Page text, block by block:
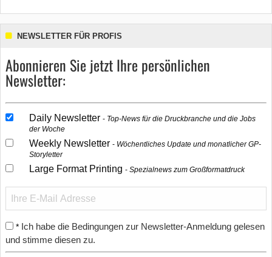
NEWSLETTER FÜR PROFIS
Abonnieren Sie jetzt Ihre persönlichen
Newsletter:
Daily Newsletter
Top-News für die Druckbranche und die Jobs
der Woche
Weekly Newsletter
Wöchentliches Update und monatlicher GP-
Storyletter
Large Format Printing Spezialnews zum Großformatdruck
* Ich habe die Bedingungen zur Newsletter-Anmeldung gelesen
und stimme diesen zu.